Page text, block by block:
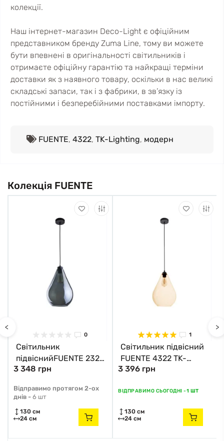
колекції.
Наш інтернет-магазин Deco-Light є офіційним
представником бренду Zuma Line, тому ви можете
бути впевнені в оригінальності світильників і
отримаєте офіційну гарантію та найкращі терміни
доставки як з наявного товару, оскільки в нас великі
складські запаси, так і з фабрики, в зв’язку із
постійними і безперебійними поставками імпорту.
FUENTE, 4322, TK-Lighting, модерн
Колекція FUENTE
<
0
Світильник
підвіснийFUENTE 2326
TK-Lighting чорний
3 348 грн
Відправимо протягом 2-ох
днів - 6 шт
130 см
24 см
1
Світильник підвісний
FUENTE 4322 TK-
Lighting чорний
3 396 грн
ВІДПРАВИМО СЬОГОДНІ -1 ШТ
130 см
24 см
>